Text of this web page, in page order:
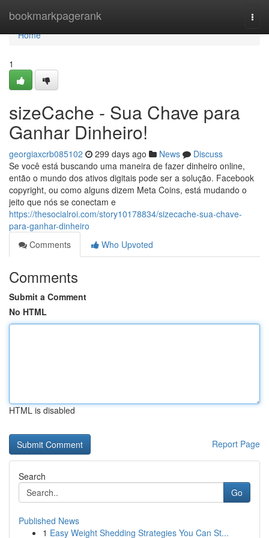
bookmarkpagerank
Home
Home
1
sizeCache - Sua Chave para
Ganhar Dinheiro!
georgiaxcrb085102 299 days ago News
Discuss
Se você está buscando uma maneira de fazer dinheiro online,
então o mundo dos ativos digitais pode ser a solução. Facebook
copyright, ou como alguns dizem Meta Coins, está mudando o
jeito que nós se conectam e
https://thesocialroi.com/story10178834/sizecache-sua-chave-
para-ganhar-dinheiro
Comments
Who Upvoted
Comments
Submit a Comment
No HTML
HTML is disabled
Report Page
Search
Go
Published News
1 Easy Weight Shedding Strategies You Can St...